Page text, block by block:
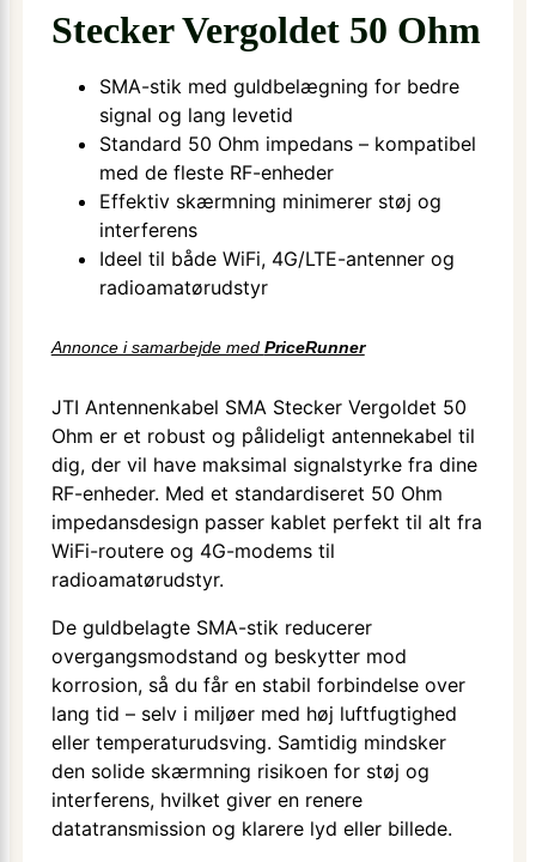
Stecker Vergoldet 50 Ohm
SMA-stik med guldbelægning for bedre
signal og lang levetid
Standard 50 Ohm impedans – kompatibel
med de fleste RF-enheder
Effektiv skærmning minimerer støj og
interferens
Ideel til både WiFi, 4G/LTE-antenner og
radioamatørudstyr
Annonce i samarbejde med PriceRunner
JTI Antennenkabel SMA Stecker Vergoldet 50
Ohm er et robust og pålideligt antennekabel til
dig, der vil have maksimal signalstyrke fra dine
RF-enheder. Med et standardiseret 50 Ohm
impedansdesign passer kablet perfekt til alt fra
WiFi-routere og 4G-modems til
radioamatørudstyr.
De guldbelagte SMA-stik reducerer
overgangsmodstand og beskytter mod
korrosion, så du får en stabil forbindelse over
lang tid – selv i miljøer med høj luftfugtighed
eller temperaturudsving. Samtidig mindsker
den solide skærmning risikoen for støj og
interferens, hvilket giver en renere
datatransmission og klarere lyd eller billede.